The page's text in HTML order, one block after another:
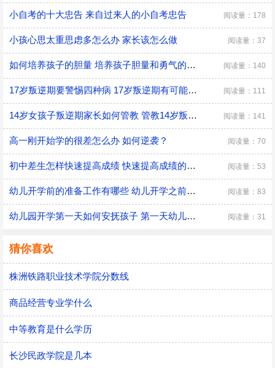
小自考的十大忠告 来自过来人的小自考忠告 阅读量：178
小孩心思太重思虑多怎么办 家长该怎么做 阅读量：37
如何培养孩子的胆量 培养孩子胆量和勇气的方法 阅读量：140
17岁叛逆期要警惕四种病 17岁叛逆期有可能会得什么病 阅读量：111
14岁女孩子叛逆期家长如何管教 管教14岁叛逆期女孩子的方法 阅读量：141
高一刚开始学的很差怎么办 如何逆袭？ 阅读量：70
初中差生怎样快速提高成绩 快速提高成绩的方法介绍 阅读量：53
幼儿开学前的准备工作有哪些 幼儿开学之前具体的准备工作 阅读量：83
幼儿园开学第一天如何安抚孩子 第一天幼儿园开学安抚孩子的注意事项 阅读量：31
猜你喜欢
株洲铁路职业技术学院分数线
商品经营专业学什么
中等教育是什么学历
长沙民政学院是几本